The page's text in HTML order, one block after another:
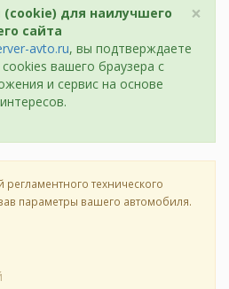
×
для наилучшего
сайта
avto.ru, вы подтверждаете
вашего браузера с
и сервис на основе
регламентного технического
параметры вашего автомобиля.